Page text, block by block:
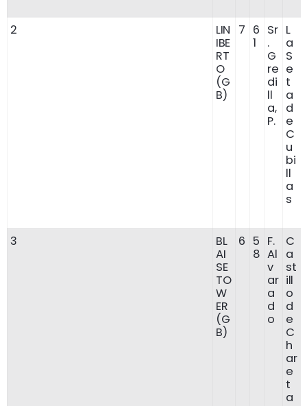
2
LIN
IBE
RT
O
(G
B)
7 6
1
Sr
.
G
re
di
ll
a,
P.
L
a
S
e
t
a
d
e
C
u
bi
ll
a
s
3
BL
AI
SE
TO
W
ER
(G
B)
6 5
8
F.
Al
v
ar
a
d
o
C
a
st
ill
o
d
e
C
h
ar
e
t
a